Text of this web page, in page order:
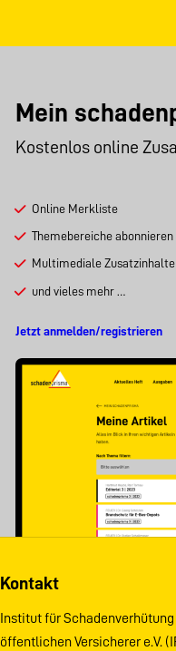
Mein
Kostenlos online
Online Merkliste
Themebereiche abonnieren
Multimediale Zusatzinhalte
und vieles mehr …
Jetzt anmelden/registrieren
Kontakt
Institut für
öffentlichen Versicherer e.V.